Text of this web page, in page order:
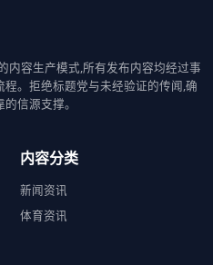
内容生产模式,所有发布内容均经过事
。拒绝标题党与未经验证的传闻,确
信源支撑。
内容分类
新闻资讯
体育资讯